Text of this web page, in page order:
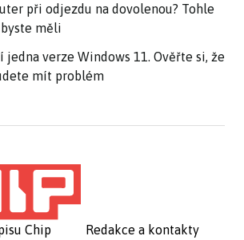
při odjezdu na dovolenou? Tohle
měli
verze Windows 11. Ověřte si, že
mít problém
Chip
Redakce a kontakty